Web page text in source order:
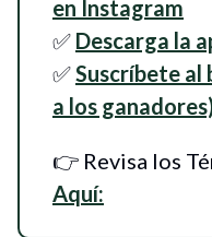
en Instagram
✅ Descarga la
✅Suscríbete al
a los
👉 Revisa los
Aquí: